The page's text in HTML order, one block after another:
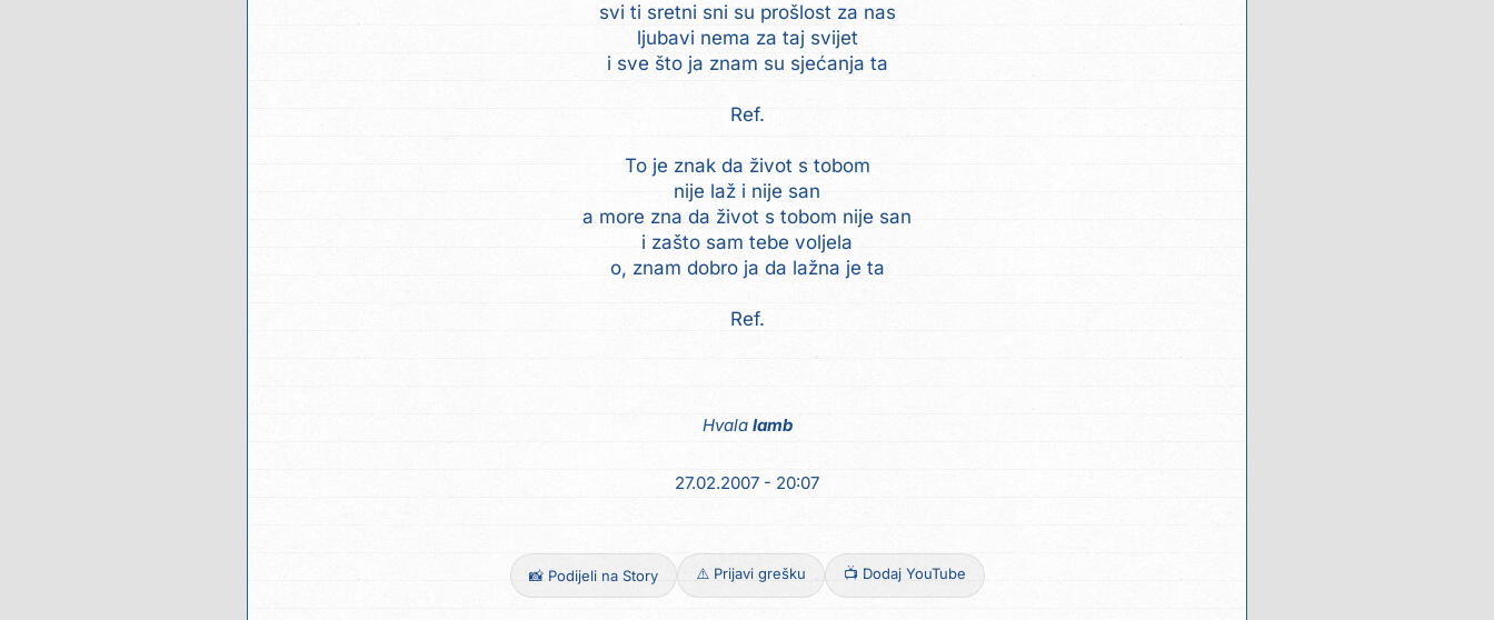
svi ti sretni sni su prošlost za nas
ljubavi nema za taj svijet
i sve što ja znam su sjećanja ta
Ref.
To je znak da život s tobom
nije laž i nije san
a more zna da život s tobom nije san
i zašto sam tebe voljela
o, znam dobro ja da lažna je ta
Ref.
Hvala lamb
27.02.2007 - 20:07
📸 Podijeli na Story ⚠️ Prijavi grešku 📺 Dodaj YouTube